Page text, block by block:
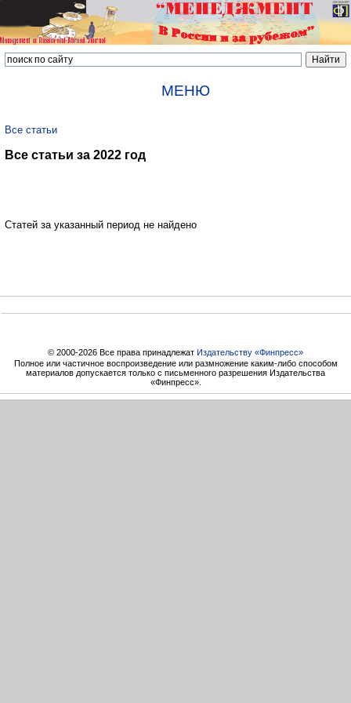
МЕНЮ
Все статьи
Все статьи за 2022 год
Статей за указанный период не найдено
© 2000-2026 Все права принадлежат Издательству «Финпресс»
Полное или частичное воспроизведение или размножение каким-либо способом
материалов допускается только с письменного разрешения Издательства
«Финпресс».